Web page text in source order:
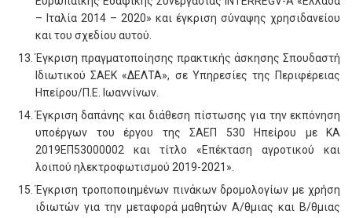
– Ιταλία 2014 – 2020» και έγκριση σύναψης χρησιδανείου
και του σχεδίου αυτού.
Έγκριση πραγματοποίησης πρακτικής άσκησης Σπουδαστή
Ιδιωτικού ΣΑΕΚ «ΔΕΛΤΑ», σε Υπηρεσίες της Περιφέρειας
Ηπείρου/Π.Ε. Ιωαννίνων.
Έγκριση δαπάνης και διάθεση πίστωσης για την εκπόνηση
υποέργων του έργου της ΣΑΕΠ 530 Ηπείρου με ΚΑ
2019ΕΠ53000002 και τίτλο «Επέκταση αγροτικού και
λοιπού ηλεκτροφωτισμού 2019-2021».
Έγκριση τροποποιημένων πινάκων δρομολογίων με χρήση
ιδιωτών για την μεταφορά μαθητών Α/θμιας και Β/θμιας